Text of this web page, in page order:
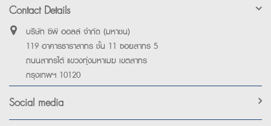
Contact Details
บริษัท ซีพี ออลล์ จำกัด (มหาชน)
119 อาคารธาราสาทร ชั้น 11 ซอยสาทร 5
ถนนสาทรใต้ แขวงทุ่งมหาเมฆ เขตสาทร
กรุงเทพฯ 10120
Social media